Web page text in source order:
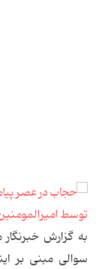
به گزارش
سوالی مبنی بر